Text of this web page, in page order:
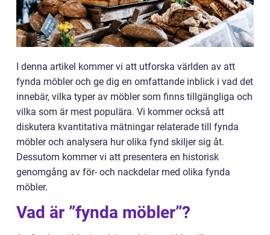
I denna artikel kommer vi att utforska världen av att
fynda möbler och ge dig en omfattande inblick i vad det
innebär, vilka typer av möbler som finns tillgängliga och
vilka som är mest populära. Vi kommer också att
diskutera kvantitativa mätningar relaterade till fynda
möbler och analysera hur olika fynd skiljer sig åt.
Dessutom kommer vi att presentera en historisk
genomgång av för- och nackdelar med olika fynda
möbler.
Vad är ”fynda möbler”?